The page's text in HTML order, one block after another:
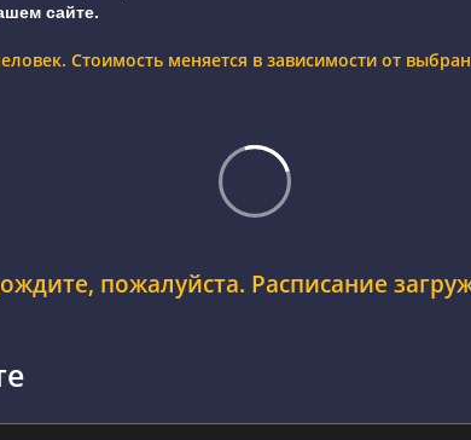
сайте.
Стоимость меняется в зависимости от
пожалуйста. Расписание